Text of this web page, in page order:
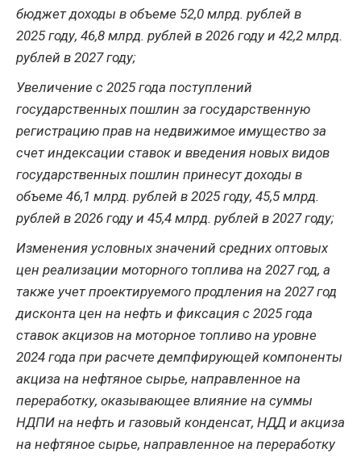
бюджет доходы в объеме 52,0 млрд. рублей в
2025 году, 46,8 млрд. рублей в 2026 году и 42,2 млрд.
рублей в 2027 году;
Увеличение с 2025 года поступлений
государственных пошлин за государственную
регистрацию прав на недвижимое имущество за
счет индексации ставок и введения новых видов
государственных пошлин принесут доходы в
объеме 46,1 млрд. рублей в 2025 году, 45,5 млрд.
рублей в 2026 году и 45,4 млрд. рублей в 2027 году;
Изменения условных значений средних оптовых
цен реализации моторного топлива на 2027 год, а
также учет проектируемого продления на 2027 год
дисконта цен на нефть и фиксация с 2025 года
ставок акцизов на моторное топливо на уровне
2024 года при расчете демпфирующей компоненты
акциза на нефтяное сырье, направленное на
переработку, оказывающее влияние на суммы
НДПИ на нефть и газовый конденсат, НДД и акциза
на нефтяное сырье, направленное на переработку